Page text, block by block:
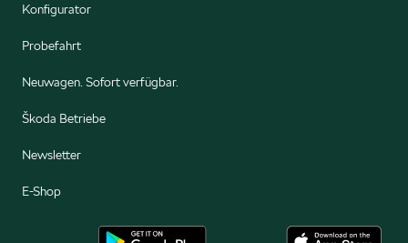
Konfigurator
Probefahrt
Neuwagen. Sofort verfügbar.
Škoda Betriebe
Newsletter
E-Shop